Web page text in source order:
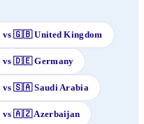
vs🇬🇧 United Kingdom
vs🇩🇪 Germany
vs🇸🇦 Saudi Arabia
vs🇦🇿Azerbaijan